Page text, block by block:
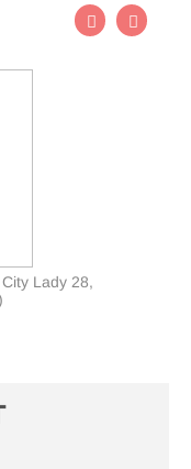
Lady 28,